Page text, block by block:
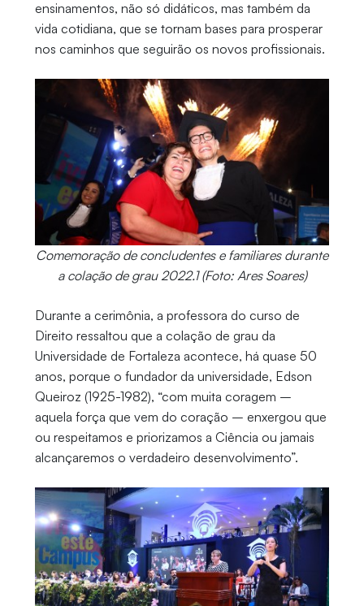
ensinamentos, não só didáticos, mas também da
vida cotidiana, que se tornam bases para prosperar
nos caminhos que seguirão os novos profissionais.
Comemoração de concludentes e familiares durante
a colação de grau 2022.1 (Foto: Ares Soares)
Durante a cerimônia, a professora do curso de
Direito ressaltou que a colação de grau da
Universidade de Fortaleza acontece, há quase 50
anos, porque o fundador da universidade, Edson
Queiroz (1925-1982), “com muita coragem –
aquela força que vem do coração – enxergou que
ou respeitamos e priorizamos a Ciência ou jamais
alcançaremos o verdadeiro desenvolvimento”.